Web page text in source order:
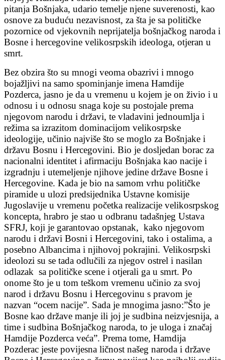
pitanja Bošnjaka, udario temelje njene suverenosti, kao
osnove za buduću nezavisnost, za šta je sa političke
pozornice od vjekovnih neprijatelja bošnjačkog naroda i
Bosne i hercegovine velikosrpskih ideologa, otjeran u
smrt.
Bez obzira što su mnogi veoma obazrivi i mnogo
bojažljivi na samo spominjanje imena Hamdije
Pozderca, jasno je da u vremenu u kojem je on živio i u
odnosu i u odnosu snaga koje su postojale prema
njegovom narodu i državi, te vladavini jednoumlja i
režima sa izrazitom dominacijom velikosrpske
ideologije, učinio najviše što se moglo za Bošnjake i
državu Bosnu i Hercegovini. Bio je dosljedan borac za
nacionalni identitet i afirmaciju Bošnjaka kao nacije i
izgradnju i utemeljenje njihove jedine države Bosne i
Hercegovine. Kada je bio na samom vrhu političke
piramide u ulozi predsijednika Ustavne komisije
Jugoslavije u vremenu početka realizacije velikosrpskog
koncepta, hrabro je stao u odbranu tadašnjeg Ustava
SFRJ, koji je garantovao opstanak, kako njegovom
narodu i državi Bosni i Hercegovini, tako i ostalima, a
posebno Albancima i njihovoj pokrajini. Velikosrpski
ideolozi su se tada odlučili za njegov ostrel i nasilan
odlazak sa političke scene i otjerali ga u smrt. Po
onome što je u tom teškom vremenu učinio za svoj
narod i državu Bosnu i Hercegovinu s pravom je
nazvan “ocem nacije”. Sada je mnogima jasno:”Što je
Bosne kao države manje ili joj je sudbina neizvjesnija, a
time i sudbina Bošnjačkog naroda, to je uloga i značaj
Hamdije Pozderca veća”. Prema tome, Hamdija
Pozderac jeste povijesna ličnost našeg naroda i države